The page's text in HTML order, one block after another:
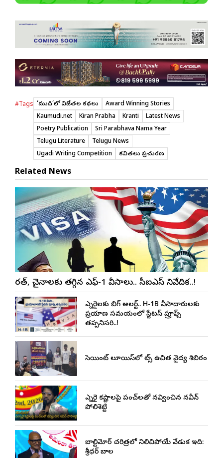
#Tags ‘కౌముది’లో విజేతల కథలు
Award Winning Stories
Kaumudi.net
Kiran Prabha Kranti
Latest News
Poetry Publication
Sri Parabhava Nama Year
Telugu Literature
Telugu News
Ugadi Writing Competition
కవితలు ప్రచురణ
Related News
భారత్, చైనాలకు తగ్గిన ఎఫ్-1 వీసాలు.. సీఐఎస్ నివేదిక..!
ఎన్నారైలకు బిగ్ అలర్ట్.. H-1B వీసాదారులకు
ప్రయాణ సమయంలో స్టేటస్ ప్రూఫ్స్
తప్పనిసరి..!
సెయింట్ లూయిస్‌లో నాట్స్ ఉచిత వైద్య శిబిరం
ఎన్నారై కష్టాలపై పంచ్‌లతో నవ్వించిన నవీన్
పోలిశెట్టి
బాల్టిమోర్ చరిత్రలో నిలిచిపోయే వేడుక ఇది:
శ్రీధర్ బానాల